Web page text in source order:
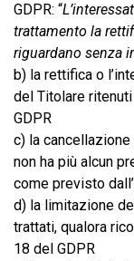
GDPR: “
trattamento la
riguardano senza
b) la rettifica o
del Titolare
GDPR
c) la
non ha più alcun
come previsto
d) la limitazione
trattati, qualora
18 del GDPR